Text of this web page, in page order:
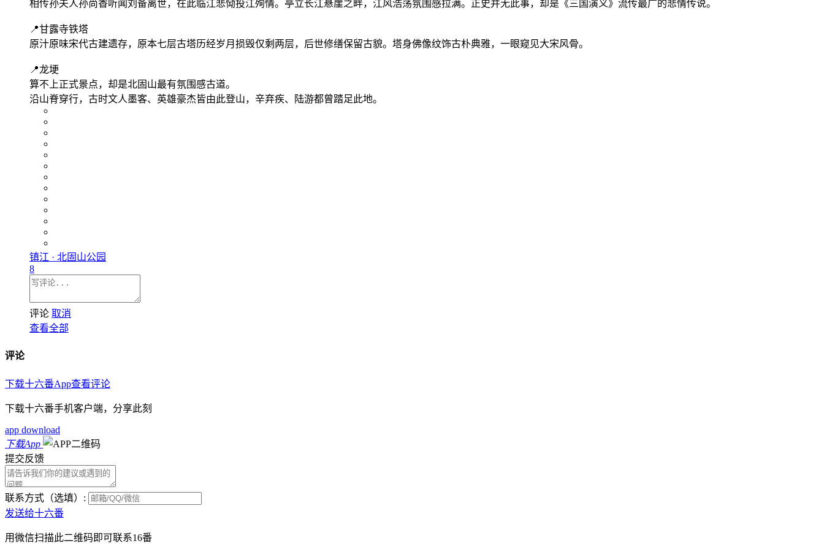
相传孙夫人孙尚香听闻刘备离世，在此临江悲恸投江殉情。亭立长江悬崖之畔，江风浩荡氛围感拉满。正史并无此事，却是《三国演义》流传最广的悲情传说。
📍甘露寺铁塔
原汁原味宋代古建遗存，原本七层古塔历经岁月损毁仅剩两层，后世修缮保留古貌。塔身佛像纹饰古朴典雅，一眼窥见大宋风骨。
📍龙埂
算不上正式景点，却是北固山最有氛围感古道。
沿山脊穿行，古时文人墨客、英雄豪杰皆由此登山，辛弃疾、陆游都曾踏足此地。
镇江 · 北固山公园
8
评论 取消
查看全部
评论
下载十六番App查看评论
下载十六番手机客户端，分享此刻
app download
下载App
提交反馈
联系方式（选填）:
发送给十六番
用微信扫描此二维码即可联系16番